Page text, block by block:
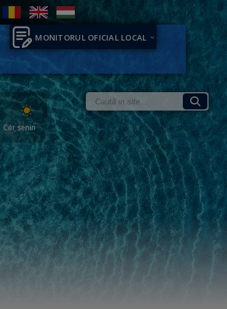
MONITORUL OFICIAL LOCAL
Cer senin